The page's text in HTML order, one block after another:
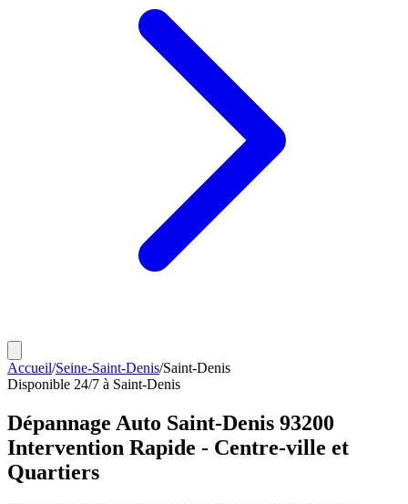
Accueil/Seine-Saint-Denis/Saint-Denis
Disponible 24/7 à Saint-Denis
Dépannage Auto Saint-Denis 93200
Intervention Rapide - Centre-ville et
Quartiers